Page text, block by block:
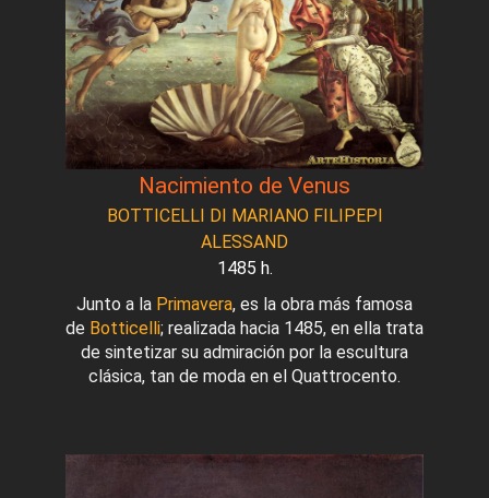
Nacimiento de Venus
BOTTICELLI DI MARIANO FILIPEPI
ALESSAND
1485 h.
Junto a la Primavera, es la obra más famosa
de Botticelli; realizada hacia 1485, en ella trata
de sintetizar su admiración por la escultura
clásica, tan de moda en el Quattrocento.